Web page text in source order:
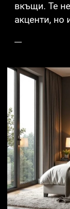
вкъщи. Те
акценти, но
като